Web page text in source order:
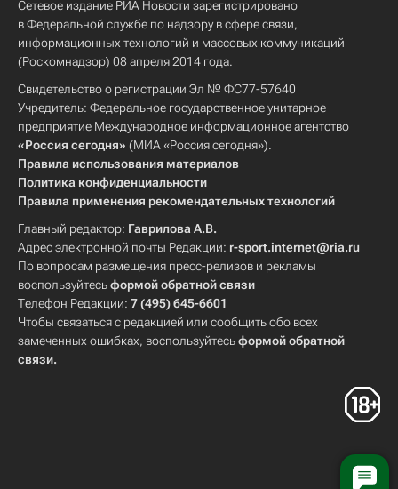
Сетевое издание РИА Новости зарегистрировано
в Федеральной службе по надзору в сфере связи,
информационных технологий и массовых коммуникаций
(Роскомнадзор) 08 апреля 2014 года.
Свидетельство о регистрации Эл № ФС77-57640
Учредитель: Федеральное государственное унитарное
предприятие Международное информационное агентство
«Россия сегодня» (МИА «Россия сегодня»).
Правила использования материалов
Политика конфиденциальности
Правила применения рекомендательных технологий
Главный редактор: Гаврилова А.В.
Адрес электронной почты Редакции: r-sport.internet@ria.ru
По вопросам размещения пресс-релизов и рекламы
воспользуйтесьформой обратной связи
Телефон Редакции: 7 (495) 645-6601
Чтобы связаться с редакцией или сообщить обо всех
замеченных ошибках, воспользуйтесьформой обратной
связи.